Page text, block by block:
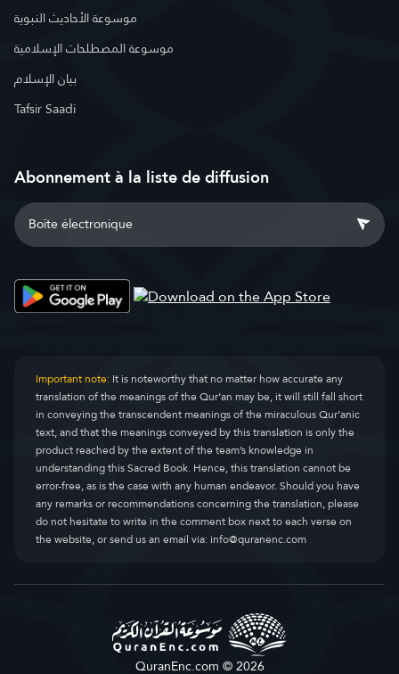
موسوعة الأحاديث النبوية
موسوعة المصطلحات الإسلامية
بيان الإسلام
Tafsir Saadi
Abonnement à la liste de diffusion
Important note:It is noteworthy that no matter how accurate any
translation of the meanings of the Qur’an may be, it will still fall short
in conveying the transcendent meanings of the miraculous Qur’anic
text, and that the meanings conveyed by this translation is only the
product reached by the extent of the team’s knowledge in
understanding this Sacred Book. Hence, this translation cannot be
error-free, as is the case with any human endeavor. Should you have
any remarks or recommendations concerning the translation, please
do not hesitate to write in the comment box next to each verse on
the website, or send us an email via:info@quranenc.com
QuranEnc.com © 2026